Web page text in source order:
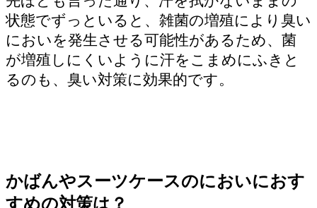
状態でずっといると、雑菌の増殖により臭い
においを発生させる可能性があるため、菌
が増殖しにくいように汗をこまめにふきと
るのも、臭い対策に効果的です。
かばんやスーツケースのにおいにおす
すめの対策は？